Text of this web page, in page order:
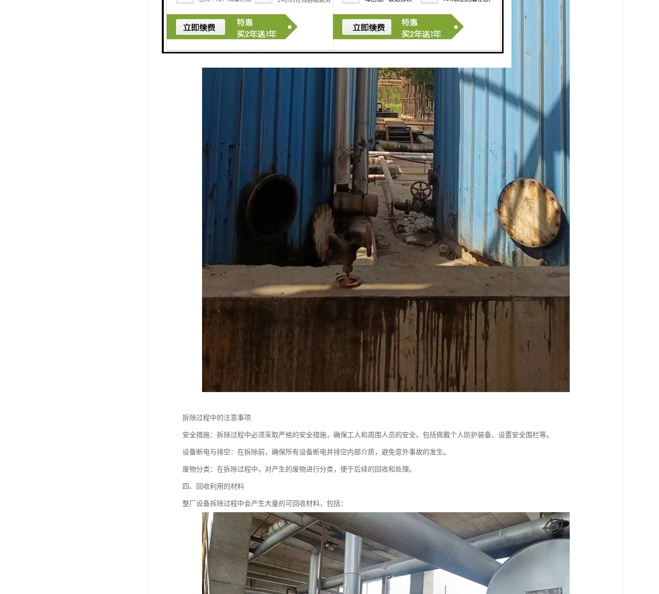
拆除过程中的注意事项
安全措施：拆除过程中必须采取严格的安全措施，确保工人和周围人员的安全。包括佩戴个人防护装备、设置安全围栏等。
设备断电与排空：在拆除前，确保所有设备断电并排空内部介质，避免意外事故的发生。
废物分类：在拆除过程中，对产生的废物进行分类，便于后续的回收和处理。
四、回收利用的材料
整厂设备拆除过程中会产生大量的可回收材料，包括：